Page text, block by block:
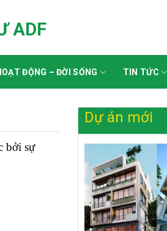
ADF
ĐỘNG – ĐỜI SỐNG TIN TỨC
bởi sự
Dự án mới